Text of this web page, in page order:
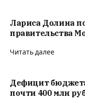
Лариса Долина
правительства
Читать далее
Дефицит
почти 400 млн